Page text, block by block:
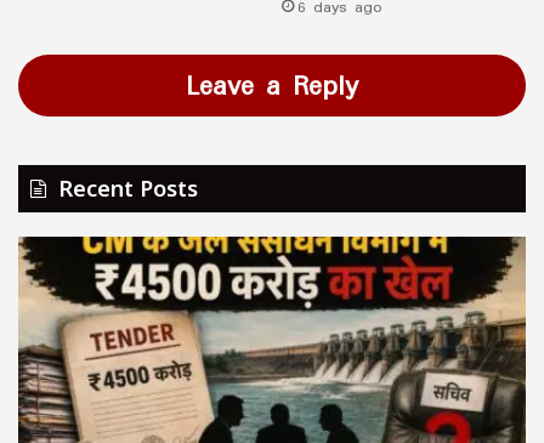
6 days ago
Leave a Reply
Recent Posts